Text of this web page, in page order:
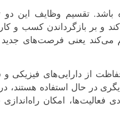
باشد. تقسیم وظایف این دو
روی پیامدهای فوری کووید ۱۹ کار می‌کند و بر
می‌کند یعنی فرصت‌های
از دارایی‌های فیزیکی و
در حال استفاده هستند،
امکان